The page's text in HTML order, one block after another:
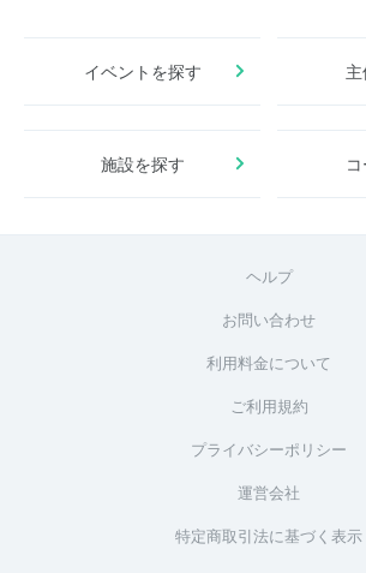
イベントを探す
施設を探す
ヘルプ
お問い合わせ
利用料金について
ご利用規約
プライバシーポリシー
運営会社
特定商取引法に基づく表示